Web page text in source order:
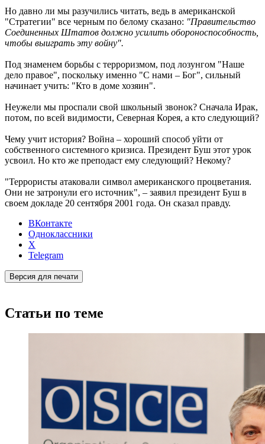
Но давно ли мы разучились читать, ведь в американской
"Стратегии" все черным по белому сказано: "Правительство
Соединенных Штатов должно усилить обороноспособность,
чтобы выиграть эту войну".
Под знаменем борьбы с терроризмом, под лозунгом "Наше
дело правое", поскольку именно "С нами – Бог", сильный
начинает учить: "Кто в доме хозяин".
Неужели мы проспали свой школьный звонок? Сначала Ирак,
потом, по всей видимости, Северная Корея, а кто следующий?
Чему учит история? Война – хороший способ уйти от
собственного системного кризиса. Президент Буш этот урок
усвоил. Но кто же преподаст ему следующий? Некому?
"Террористы атаковали символ американского процветания.
Они не затронули его источник", – заявил президент Буш в
своем докладе 20 сентября 2001 года. Он сказал правду.
ВКонтакте
Одноклассники
X
Telegram
Версия для печати
Статьи по теме